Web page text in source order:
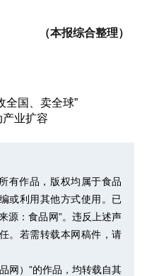
（本报综合整理）
全国、卖全球”
业扩容
有作品，版权均属于食品
或利用其他方式使用。已
源：食品网”。违反上述声
。若需转载本网稿件，请
网）”的作品，均转载自其